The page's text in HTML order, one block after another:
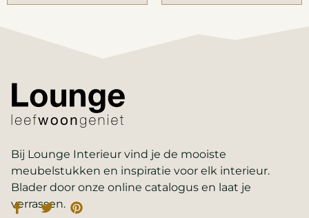
Bij Lounge Interieur vind je de mooiste
meubelstukken en inspiratie voor elk interieur.
Blader door onze online catalogus en laat je
verrassen.